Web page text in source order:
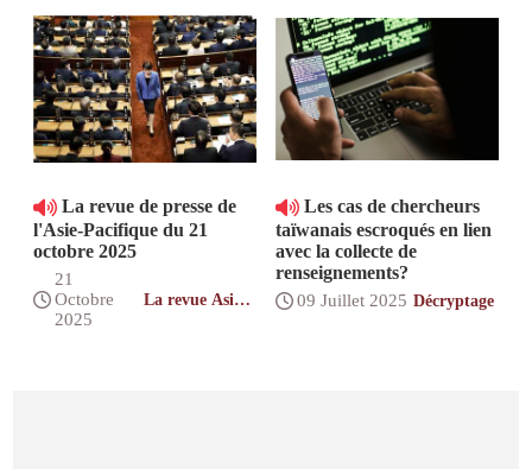
La revue de presse de
l'Asie-Pacifique du 21
octobre 2025
21
Octobre
2025
La revue Asie-
Les cas de chercheurs
taïwanais escroqués en lien
avec la collecte de
renseignements?
09 Juillet 2025 Décryptage